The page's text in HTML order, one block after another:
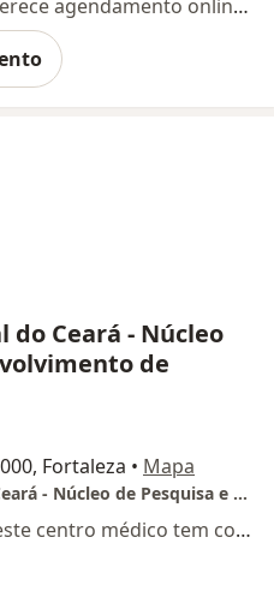
Esse especialista não oferece agendamento online para esse endereço.
do Ceará - Núcleo
de
Fortaleza • Mapa
Universidade Federal do Ceará - Núcleo de Pesquisa e Desenvolvimento de Medicamentos
Nenhum profissional neste centro médico tem consultas disponíveis